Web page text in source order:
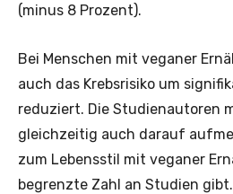
(minus 8 Prozent).
Bei Menschen mit veganer
auch das Krebsrisiko um
reduziert. Die Studienautoren
gleichzeitig auch darauf
zum Lebensstil mit veganer
begrenzte Zahl an Studien gibt.